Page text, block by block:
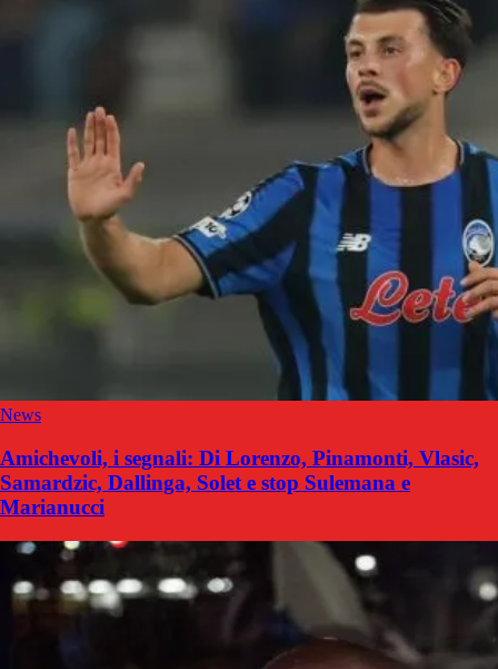
News
Amichevoli, i segnali: Di Lorenzo, Pinamonti, Vlasic,
Samardzic, Dallinga, Solet e stop Sulemana e
Marianucci